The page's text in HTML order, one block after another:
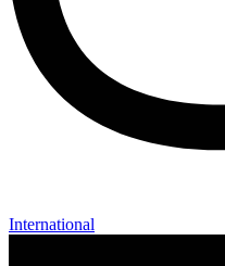
International